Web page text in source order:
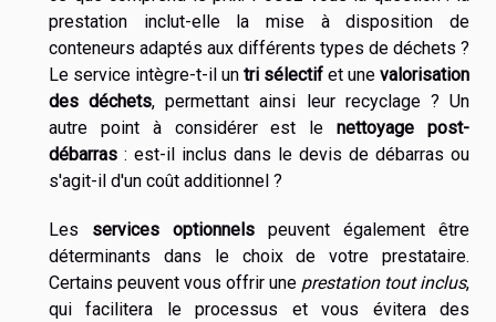
prestation inclut-elle la mise à disposition de
conteneurs adaptés aux différents types de déchets ?
Le service intègre-t-il un tri sélectif et une valorisation
des déchets, permettant ainsi leur recyclage ? Un
autre point à considérer est lenettoyage post-
débarras : est-il inclus dans le devis de débarras ou
s'agit-il d'un coût additionnel ?
Les services optionnels peuvent également être
déterminants dans le choix de votre prestataire.
Certains peuvent vous offrir une prestation tout inclus,
qui facilitera le processus et vous évitera des